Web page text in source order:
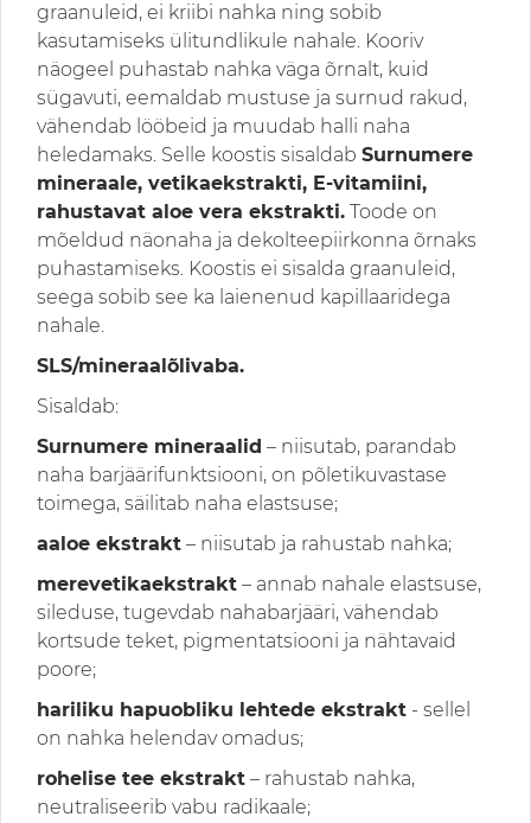
graanuleid, ei kriibi nahka ning sobib
kasutamiseks ülitundlikule nahale. Kooriv
näogeel puhastab nahka väga õrnalt, kuid
sügavuti, eemaldab mustuse ja surnud rakud,
vähendab lööbeid ja muudab halli naha
heledamaks. Selle koostis sisaldab Surnumere
mineraale, vetikaekstrakti, E-vitamiini,
rahustavat aloe vera ekstrakti. Toode on
mõeldud näonaha ja dekolteepiirkonna õrnaks
puhastamiseks. Koostis ei sisalda graanuleid,
seega sobib see ka laienenud kapillaaridega
nahale.
SLS/mineraalõlivaba.
Sisaldab:
Surnumere mineraalid – niisutab, parandab
naha barjäärifunktsiooni, on põletikuvastase
toimega, säilitab naha elastsuse;
aaloe ekstrakt – niisutab ja rahustab nahka;
merevetikaekstrakt – annab nahale elastsuse,
sileduse, tugevdab nahabarjääri, vähendab
kortsude teket, pigmentatsiooni ja nähtavaid
poore;
hariliku hapuobliku lehtede ekstrakt - sellel
on nahka helendav omadus;
rohelise tee ekstrakt – rahustab nahka,
neutraliseerib vabu radikaale;